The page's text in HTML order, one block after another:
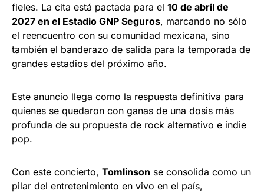
fieles. La cita está pactada para el 10 de abril de
2027 en el Estadio GNP Seguros, marcando no sólo
el reencuentro con su comunidad mexicana, sino
también el banderazo de salida para la temporada de
grandes estadios del próximo año.
Este anuncio llega como la respuesta definitiva para
quienes se quedaron con ganas de una dosis más
profunda de su propuesta de rock alternativo e indie
pop.
Con este concierto, Tomlinson se consolida como un
pilar del entretenimiento en vivo en el país,